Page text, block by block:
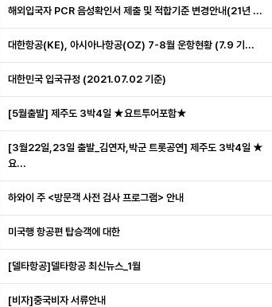
해외입국자 PCR 음성확인서 제출 및 적합기준 변경안내(21년 ...
대한항공(KE), 아시아나항공(OZ) 7-8월 운항현황 (7.9 기...
대한민국 입국규정 (2021.07.02 기준)
[5월출발] 제주도 3박4일 ★요트투어포함★
[3월22일,23일 출발_김연자,박군 트롯공연] 제주도 3박4일 ★
요...
하와이 주 <방문객 사전 검사 프로그램> 안내
미국행 항공편 탑승객에 대한
[델타항공]델타항공 최신뉴스_1월
[비자]중국비자 서류안내